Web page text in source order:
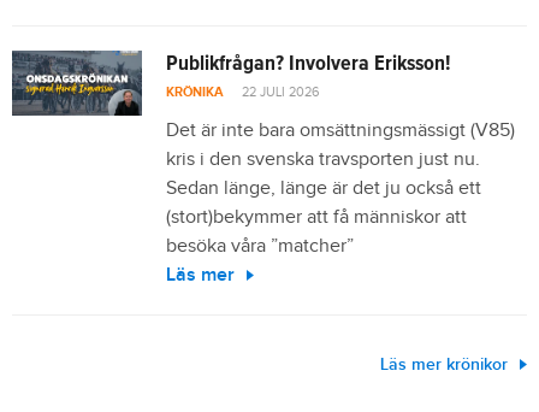
Publikfrågan? Involvera Eriksson!
KRÖNIKA 22 JULI 2026
Det är inte bara omsättningsmässigt (V85)
kris i den svenska travsporten just nu.
Sedan länge, länge är det ju också ett
(stort)bekymmer att få människor att
besöka våra ”matcher”
Läs mer
Läs mer krönikor